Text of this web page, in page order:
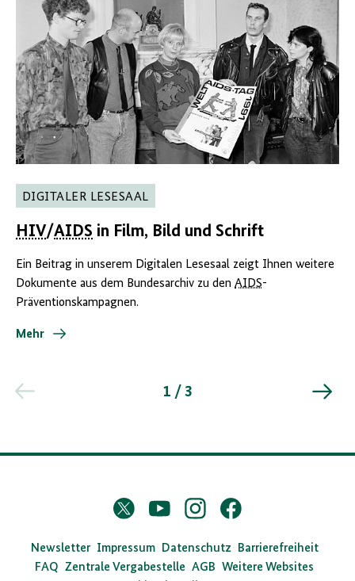
DIGITALER LESESAAL
HIV/AIDS in Film, Bild und Schrift
Ein Beitrag in unserem Digitalen Lesesaal zeigt Ihnen weitere
Dokumente aus dem Bundesarchiv zu den AIDS-
Präventionskampagnen.
Mehr
1 / 3
D
s
B
Twitter
X
YouTubeInstagramFacebook
Newsletter Impressum Datenschutz
Barrierefreiheit
FAQ Zentrale Vergabestelle AGB Weitere Websites